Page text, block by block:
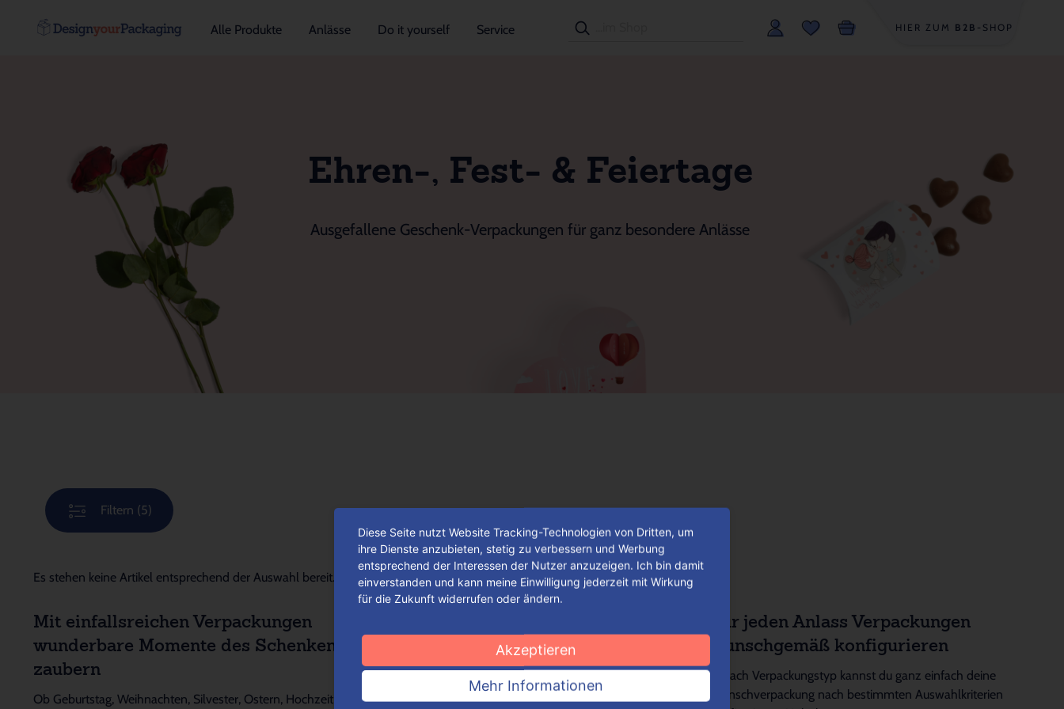
Alle Produkte Anlässe Do it yourself Service HIER ZUM B2B -SHOP
Ehren-, Fest- & Feiertage
Ausgefallene Geschenk-Verpackungen für ganz besondere Anlässe
Filtern (5)
Es stehen keine Artikel entsprechend der Auswahl bereit.
Mit einfallsreichen Verpackungen
wunderbare Momente des Schenkens
zaubern
Ob Geburtstag, Weihnachten, Silvester, Ostern, Hochzeit,
Verpackung – einfach, schnell und
komfortabel
So groß die Auswahl an ansprechenden
Für jeden Anlass Verpackungen
wunschgemäß konfigurieren
Je nach Verpackungstyp kannst du ganz einfach deine
Wunschverpackung nach bestimmten Auswahlkriterien
Diese Seite nutzt Website Tracking-Technologien von Dritten, um
ihre Dienste anzubieten, stetig zu verbessern und Werbung
entsprechend der Interessen der Nutzer anzuzeigen. Ich bin damit
einverstanden und kann meine Einwilligung jederzeit mit Wirkung
für die Zukunft widerrufen oder ändern.
Akzeptieren
Mehr Informationen